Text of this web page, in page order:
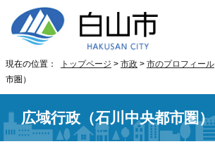
現在の位置： トップページ > 市政 > 市のプロフィール
市圏）
広域行政（石川中央都市圏）